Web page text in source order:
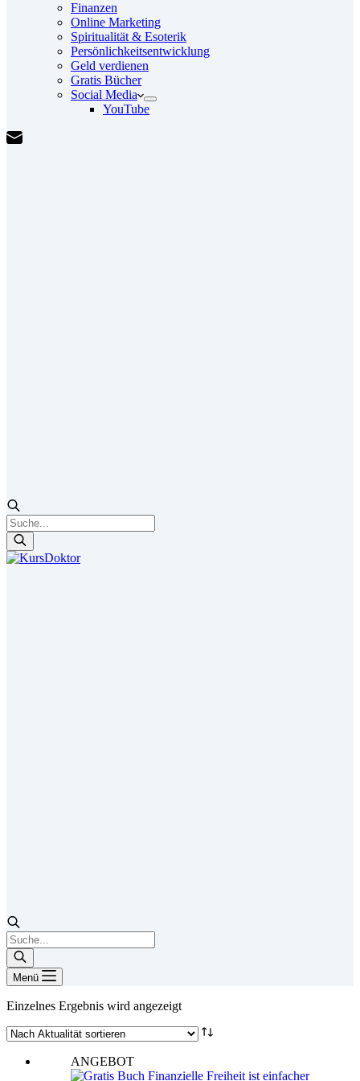
Finanzen
Online Marketing
Spiritualität & Esoterik
Persönlichkeitsentwicklung
Geld verdienen
Gratis Bücher
Social Media
YouTube
Products
search
Products
search
Menü
Einzelnes Ergebnis wird angezeigt
ANGEBOT